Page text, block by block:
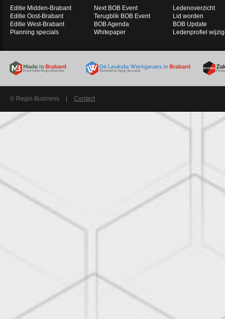
Editie Midden-Brabant
Editie Oost-Brabant
Editie West-Brabant
Planning specials
Next BOB Event
Terugblik BOB Event
BOB Agenda
Whitepaper
Ledenoverzicht
Lid worden
BOB Update
Ledenprofiel
© Regio Business Contact